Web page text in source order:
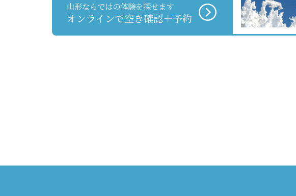
山形ならではの体験を探せます
オンラインで空き確認＋予約